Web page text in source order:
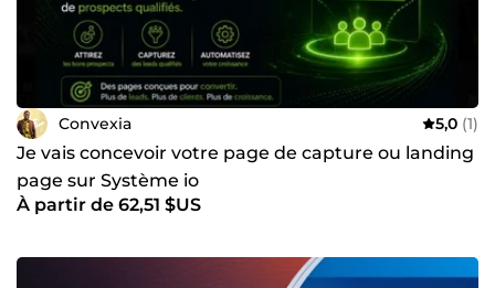
Convexia 5,0 (1)
Je vais concevoir votre page de capture ou landing
page sur Système io
À partir de 62,51 $US